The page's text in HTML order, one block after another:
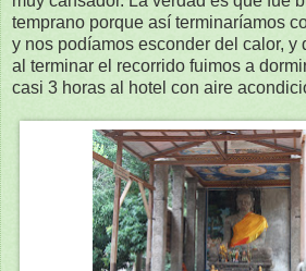
temprano porque así terminaríamos
y nos podíamos esconder del calor, y
al terminar el recorrido fuimos a
casi 3 horas al hotel con aire